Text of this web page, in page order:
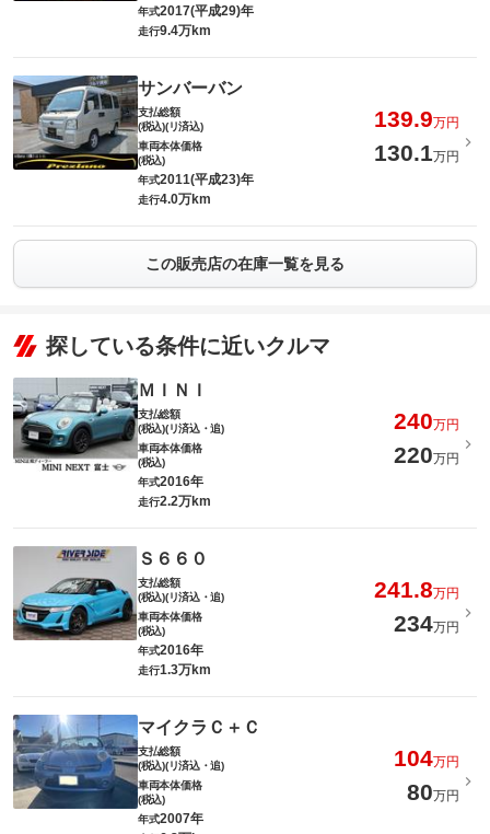
年式2017(平成29)年
走行9.4万km
サンバーバン
支払総額
(税込)(リ済込)
139.9万円
車両本体価格
(税込)
130.1万円
年式2011(平成23)年
走行4.0万km
この販売店の在庫一覧を見る
探している条件に近いクルマ
ＭＩＮＩ
支払総額
(税込)(リ済込・追)
240万円
車両本体価格
(税込)
220万円
年式2016年
走行2.2万km
Ｓ６６０
支払総額
(税込)(リ済込・追)
241.8万円
車両本体価格
(税込)
234万円
年式2016年
走行1.3万km
マイクラＣ＋Ｃ
支払総額
(税込)(リ済込・追)
104万円
車両本体価格
(税込)
80万円
年式2007年